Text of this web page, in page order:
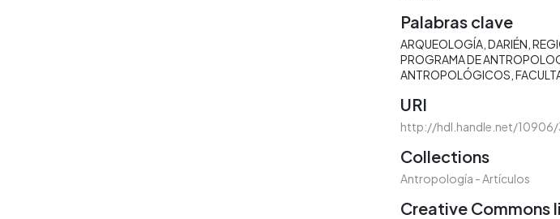
Palabras clave
ARQUEOLOGÍA DARIÉN
PROGRAMA DE
ANTROPOLÓGICOS
URI
http://hdl.handle.net/
Collections
Antropología - Artículos
Creative Commons